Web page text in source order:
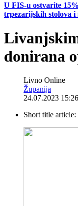
U FIS-u ostvarite
trpezarijskih stolova i
donirana
Livno Online
Županija
24.07.2023 15:26
Short title article: